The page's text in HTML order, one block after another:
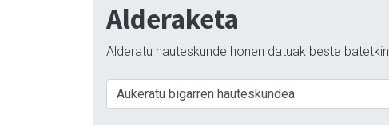
Alderaketa
Alderatu hauteskunde honen datuak beste batetkin